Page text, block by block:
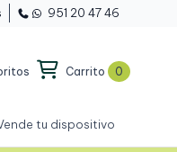
951 20 47 46
Carrito 0
tu dispositivo